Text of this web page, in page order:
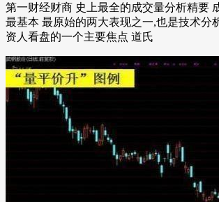
第一财经财商 史上最全的成交量分析精要
最基本 最原始的两大表现之一,也是技术分
资人看盘的一个主要焦点 道氏